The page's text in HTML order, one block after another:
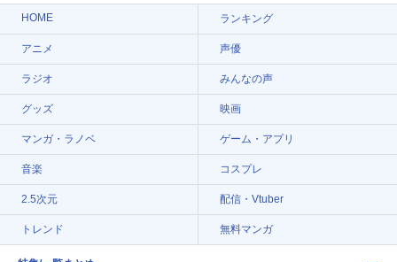
HOME ランキング
アニメ 声優
ラジオ みんなの声
グッズ 映画
マンガ・ラノベ ゲーム・アプリ
音楽 コスプレ
2.5次元 配信・Vtuber
トレンド 無料マンガ